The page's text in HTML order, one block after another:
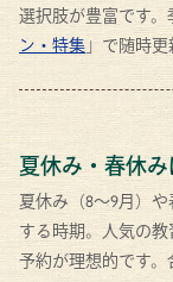
選択肢が豊富です
ン・特集 」で随時更
夏休み・春休
夏休み（8〜9月）
する時期。人気の
予約が理想的です